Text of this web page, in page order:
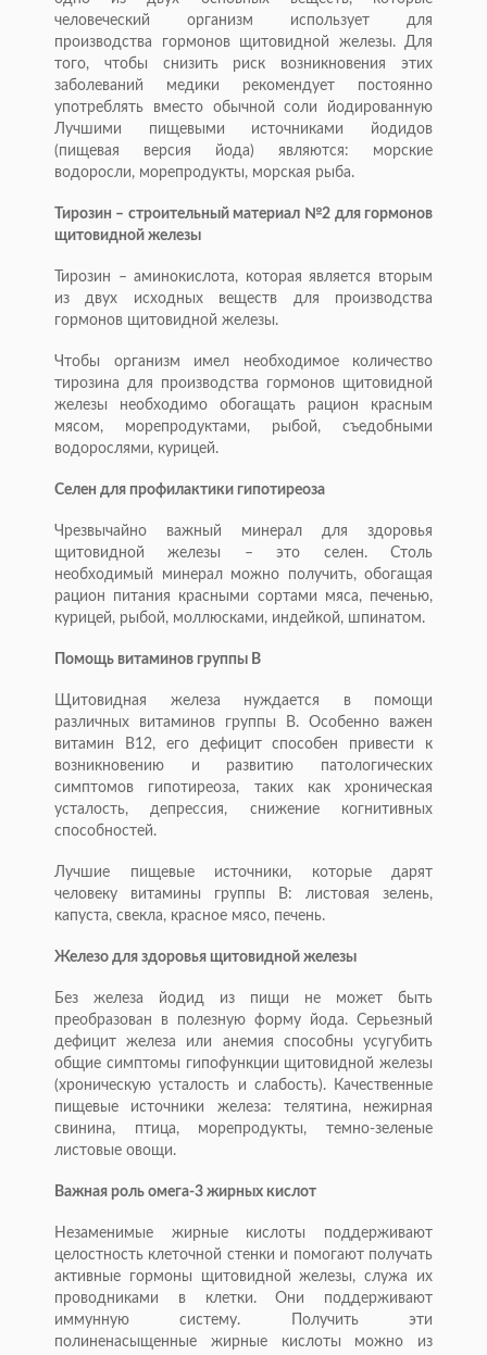
человеческий организм использует для
производства гормонов щитовидной железы. Для
того, чтобы снизить риск возникновения этих
заболеваний медики рекомендует постоянно
употреблять вместо обычной соли йодированную
Лучшими пищевыми источниками йодидов
(пищевая версия йода) являются: морские
водоросли, морепродукты, морская рыба.
Тирозин – строительный материал №2 для гормонов
щитовидной железы
Тирозин – аминокислота, которая является вторым
из двух исходных веществ для производства
гормонов щитовидной железы.
Чтобы организм имел необходимое количество
тирозина для производства гормонов щитовидной
железы необходимо обогащать рацион красным
мясом, морепродуктами, рыбой, съедобными
водорослями, курицей.
Селен для профилактики гипотиреоза
Чрезвычайно важный минерал для здоровья
щитовидной железы – это селен. Столь
необходимый минерал можно получить, обогащая
рацион питания красными сортами мяса, печенью,
курицей, рыбой, моллюсками, индейкой, шпинатом.
Помощь витаминов группы В
Щитовидная железа нуждается в помощи
различных витаминов группы В. Особенно важен
витамин B12, его дефицит способен привести к
возникновению и развитию патологических
симптомов гипотиреоза, таких как хроническая
усталость, депрессия, снижение когнитивных
способностей.
Лучшие пищевые источники, которые дарят
человеку витамины группы В: листовая зелень,
капуста, свекла, красное мясо, печень.
Железо для здоровья щитовидной железы
Без железа йодид из пищи не может быть
преобразован в полезную форму йода. Серьезный
дефицит железа или анемия способны усугубить
общие симптомы гипофункции щитовидной железы
(хроническую усталость и слабость). Качественные
пищевые источники железа: телятина, нежирная
свинина, птица, морепродукты, темно-зеленые
листовые овощи.
Важная роль омега-3 жирных кислот
Незаменимые жирные кислоты поддерживают
целостность клеточной стенки и помогают получать
активные гормоны щитовидной железы, служа их
проводниками в клетки. Они поддерживают
иммунную систему. Получить эти
полиненасыщенные жирные кислоты можно из